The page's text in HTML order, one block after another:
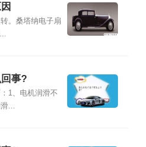
。桑塔纳电子扇
事?
1、电机润滑不
...